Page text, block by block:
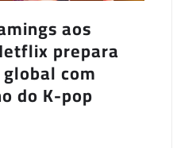
aos
prepara
com
do K-pop